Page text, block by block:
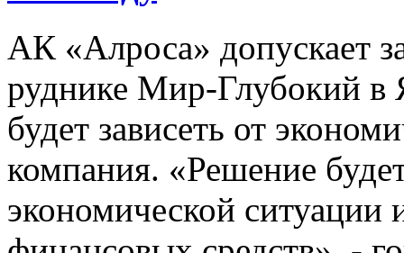
АК «Алроса» допускает
руднике Мир-Глубокий в
будет зависеть от
компания. «Решение
экономической